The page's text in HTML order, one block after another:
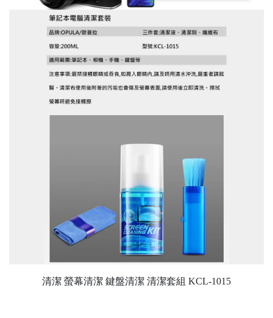
清潔 螢幕清潔 鍵盤清潔 清潔套組 KCL-1015